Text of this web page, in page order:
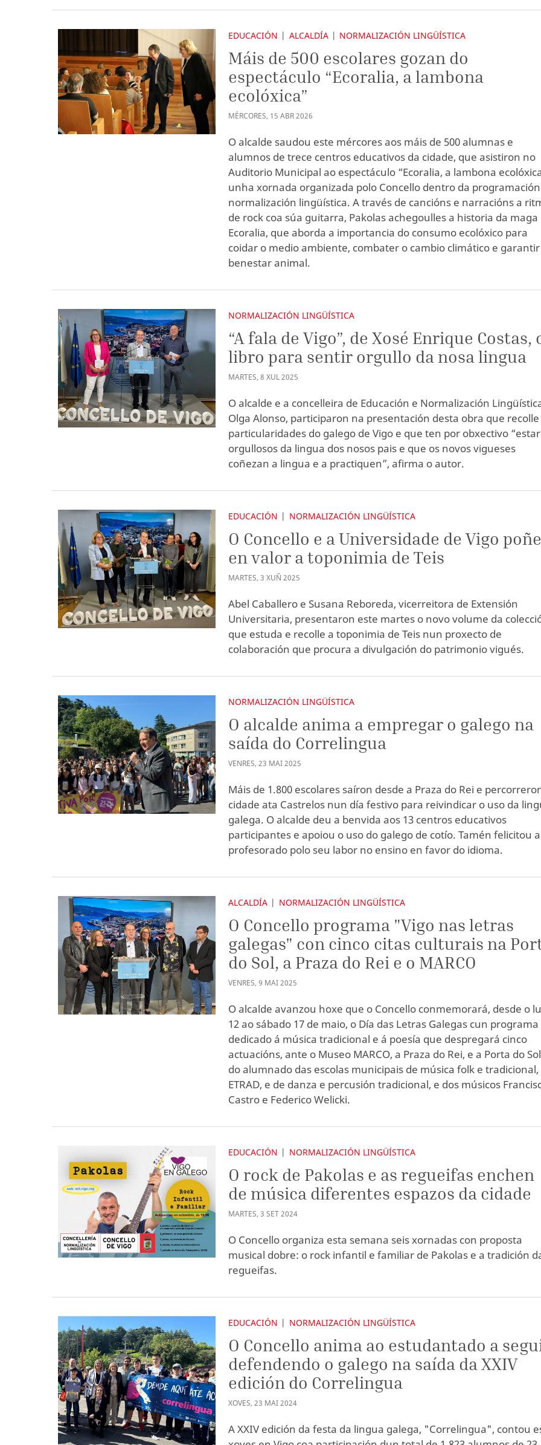
EDUCACIÓN ALCALDÍA NORMALIZACIÓN LINGÜÍSTICA
Máis de 500 escolares gozan do
espectáculo “Ecoralia, a lambona
ecolóxica”
MÉRCORES, 15 ABR2026
O alcalde saudou este mércores aos máis de 500 alumnas e
alumnos de trece centros educativos da cidade, que asistiron no
Auditorio Municipal ao espectáculo “Ecoralia, a lambona
unha xornada organizada polo Concello dentro da
normalización lingüística. A través de cancións e narracións a
de rock coa súa guitarra, Pakolas achegoulles a historia da maga
Ecoralia, que aborda a importancia do consumo ecolóxico para
coidar o medio ambiente, combater o cambio climático e
benestar animal.
NORMALIZACIÓN LINGÜÍSTICA
“A fala de Vigo”, de Xosé Enrique Costas,
libro para sentir orgullo da nosa lingua
MARTES,8 XUL2025
O alcalde e a concelleira de Educación e Normalización
Olga Alonso, participaron na presentación desta obra que recolle
particularidades do galego de Vigo e que ten por obxectivo “estar
orgullosos da lingua dos nosos pais e que os novos vigueses
coñezan a lingua e a practiquen”, afirma o autor.
EDUCACIÓN NORMALIZACIÓN LINGÜÍSTICA
O Concello e a Universidade de Vigo
en valor a toponimia de Teis
MARTES,3 XUÑ 2025
Abel Caballero e Susana Reboreda, vicerreitora de Extensión
Universitaria, presentaron este martes o novo volume da
que estuda e recolle a toponimia de Teis nun proxecto de
colaboración que procura a divulgación do patrimonio vigués.
NORMALIZACIÓN LINGÜÍSTICA
O alcalde anima a empregar o galego na
saída do Correlingua
VENRES,23 MAI2025
Máis de 1.800 escolares saíron desde a Praza do Rei e
cidade ata Castrelos nun día festivo para reivindicar o uso da
galega. O alcalde deu a benvida aos 13 centros educativos
participantes e apoiou o uso do galego de cotío. Tamén felicitou
profesorado polo seu labor no ensino en favor do idioma.
ALCALDÍA NORMALIZACIÓN LINGÜÍSTICA
O Concello programa "Vigo nas letras
galegas" con cinco citas culturais na
do Sol, a Praza do Rei e o MARCO
VENRES,9 MAI2025
O alcalde avanzou hoxe que o Concello conmemorará, desde o
12 ao sábado 17 de maio, o Día das Letras Galegas cun programa
dedicado á música tradicional e á poesía que despregará cinco
actuacións, ante o Museo MARCO, a Praza do Rei, e a Porta do
do alumnado das escolas municipais de música folk e tradicional,
ETRAD, e de danza e percusión tradicional, e dos músicos
Castro e Federico Welicki.
EDUCACIÓN NORMALIZACIÓN LINGÜÍSTICA
O rock de Pakolas e as regueifas enchen
de música diferentes espazos da cidade
MARTES,3 SET2024
O Concello organiza esta semana seis xornadas con proposta
musical dobre: o rock infantil e familiar de Pakolas e a tradición
regueifas.
EDUCACIÓN NORMALIZACIÓN LINGÜÍSTICA
O Concello anima ao estudantado a
defendendo o galego na saída da XXIV
edición do Correlingua
XOVES,23 MAI2024
A XXIV edición da festa da lingua galega, "Correlingua", contou